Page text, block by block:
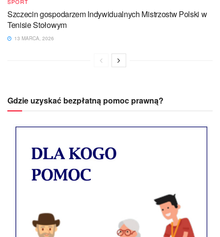
Szczecin gospodarzem Indywidualnych Mistrzostw Polski w
Tenisie Stołowym
13 MARCA, 2026
Gdzie uzyskać bezpłatną pomoc prawną?